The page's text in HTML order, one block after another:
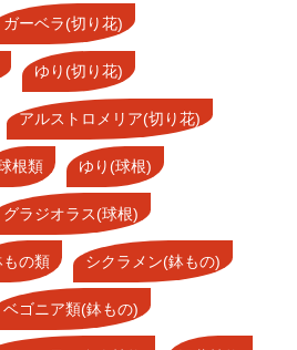
ガーベラ(切り花)
ゆり(切り花)
アルストロメリア(切り花)
根類 ゆり(球根)
グラジオラス(球根)
もの類 シクラメン(鉢もの)
ベゴニア類(鉢もの)